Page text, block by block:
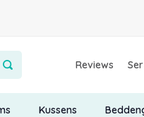
Reviews
Kussens